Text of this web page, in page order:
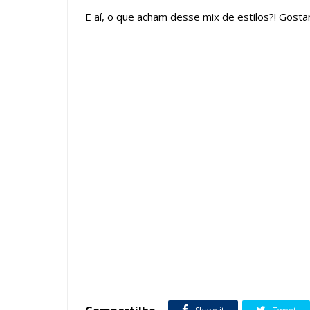
E aí, o que acham desse mix de estilos?!